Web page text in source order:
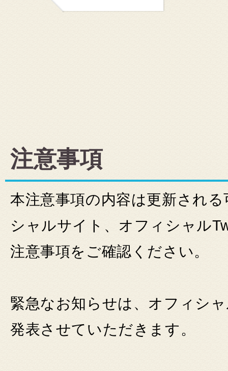
注意事項
本注意事項の内容は更新され
シャルサイト、オフィシャル
注意事項をご確認ください。
緊急なお知らせは、オフィシ
発表させていただきます。